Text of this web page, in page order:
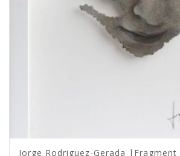
Jorge Rodriguez-Gerada |Fragment